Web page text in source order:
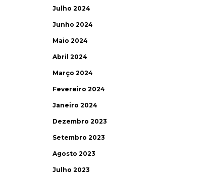
Julho 2024
Junho 2024
Maio 2024
Abril 2024
Março 2024
Fevereiro 2024
Janeiro 2024
Dezembro 2023
Setembro 2023
Agosto 2023
Julho 2023